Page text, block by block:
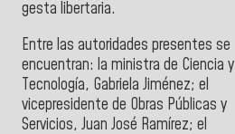
gesta libertaria.
Entre las autoridades presentes se
encuentran: la ministra de Ciencia y
Tecnología, Gabriela Jiménez; el
vicepresidente de Obras Públicas y
Servicios, Juan José Ramírez; el